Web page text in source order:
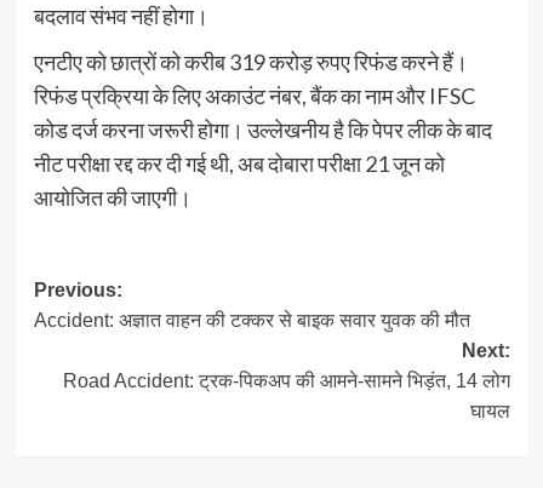
बदलाव संभव नहीं होगा।
एनटीए को छात्रों को करीब 319 करोड़ रुपए रिफंड करने हैं।
रिफंड प्रक्रिया के लिए अकाउंट नंबर, बैंक का नाम और IFSC
कोड दर्ज करना जरूरी होगा। उल्लेखनीय है कि पेपर लीक के बाद
नीट परीक्षा रद्द कर दी गई थी, अब दोबारा परीक्षा 21 जून को
आयोजित की जाएगी।
Post
navigation
Previous:
Accident: अज्ञात वाहन की टक्कर से बाइक सवार युवक की मौत
Next:
Road Accident: ट्रक-पिकअप की आमने-सामने भिड़ंत, 14 लोग
घायल